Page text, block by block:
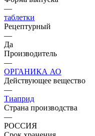
—
таблетки
Рецептурный
—
Да
Производитель
—
ОРГАНИКА АО
Действующее вещество
—
Тиаприд
Страна производства
—
РОССИЯ